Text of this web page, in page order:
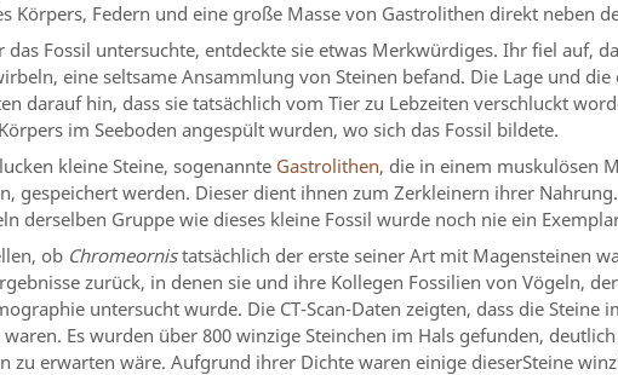
Körpers, Federn und eine große Masse von Gastrolithen direkt neben
das Fossil untersuchte, entdeckte sie etwas Merkwürdiges. Ihr fiel auf,
eine seltsame Ansammlung von Steinen befand. Die Lage und
darauf hin, dass sie tatsächlich vom Tier zu Lebzeiten verschluckt
im Seeboden angespült wurden, wo sich das Fossil bildete.
kleine Steine, sogenannte Gastrolithen, die in einem muskulösen
gespeichert werden. Dieser dient ihnen zum Zerkleinern ihrer
derselben Gruppe wie dieses kleine Fossil wurde noch nie ein
ob Chromeornistatsächlich der erste seiner Art mit Magensteinen
zurück, in denen sie und ihre Kollegen Fossilien von Vögeln,
untersucht wurde. Die CT-Scan-Daten zeigten, dass die Steine
Es wurden über 800 winzige Steinchen im Hals gefunden,
zu erwarten wäre. Aufgrund ihrer Dichte waren einige dieserSteine